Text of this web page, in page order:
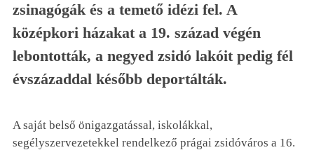
zsinagógák és a temető idézi fel. A
középkori házakat a 19. század végén
lebontották, a negyed zsidó lakóit pedig fél
évszázaddal később deportálták.
A saját belső önigazgatással, iskolákkal,
segélyszervezetekkel rendelkező prágai zsidóváros a 16.